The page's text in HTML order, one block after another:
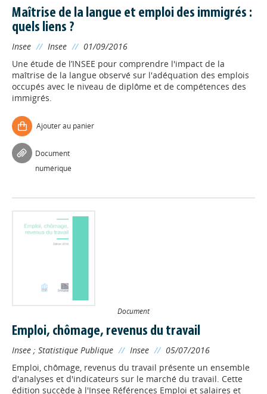
Maîtrise de la langue et emploi des immigrés :
quels liens ?
Insee // Insee // 01/09/2016
Une étude de l’INSEE pour comprendre l'impact de la
maîtrise de la langue observé sur l'adéquation des emplois
occupés avec le niveau de diplôme et de compétences des
immigrés.
Ajouter au panier
Document
numérique
Document
Emploi, chômage, revenus du travail
Insee ; Statistique Publique // Insee // 05/07/2016
Emploi, chômage, revenus du travail présente un ensemble
d'analyses et d'indicateurs sur le marché du travail. Cette
édition succède à l'Insee Références Emploi et salaires et